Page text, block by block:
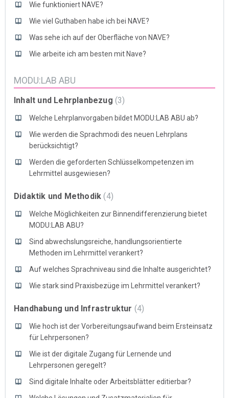
Wie funktioniert NAVE?
Wie viel Guthaben habe ich bei NAVE?
Was sehe ich auf der Oberfläche von NAVE?
Wie arbeite ich am besten mit Nave?
MODU:LAB ABU
Inhalt und Lehrplanbezug 3
Welche Lehrplanvorgaben bildet MODU:LAB ABU ab?
Wie werden die Sprachmodi des neuen Lehrplans
berücksichtigt?
Werden die geforderten Schlüsselkompetenzen im
Lehrmittel ausgewiesen?
Didaktik und Methodik 4
Welche Möglichkeiten zur Binnendifferenzierung bietet
MODU:LAB ABU?
Sind abwechslungsreiche, handlungsorientierte
Methoden im Lehrmittel verankert?
Auf welches Sprachniveau sind die Inhalte ausgerichtet?
Wie stark sind Praxisbezüge im Lehrmittel verankert?
Handhabung und Infrastruktur 4
Wie hoch ist der Vorbereitungsaufwand beim Ersteinsatz
für Lehrpersonen?
Wie ist der digitale Zugang für Lernende und
Lehrpersonen geregelt?
Sind digitale Inhalte oder Arbeitsblätter editierbar?